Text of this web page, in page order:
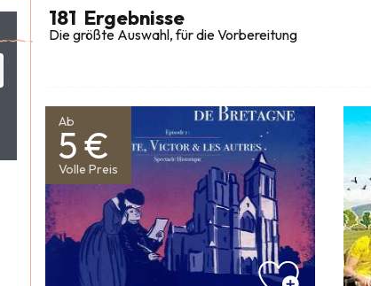
181 Ergebnisse
Die größte Auswahl, für die Vorbereitung
Ab
5 €
Volle Preis